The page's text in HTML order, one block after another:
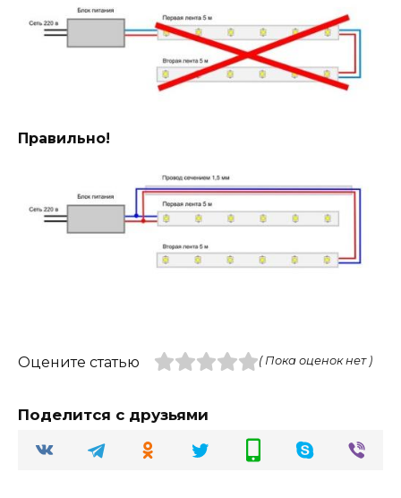
Правильно!
Оцените статью ( Пока оценок нет )
Поделится с друзьями